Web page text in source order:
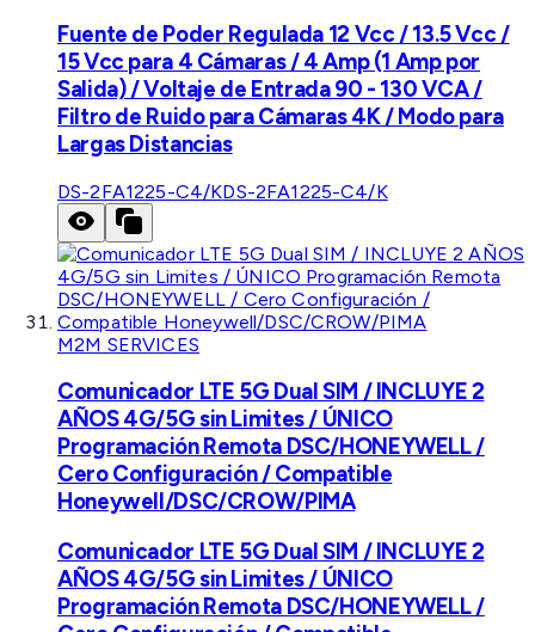
Fuente de Poder Regulada 12 Vcc / 13.5 Vcc /
15 Vcc para 4 Cámaras / 4 Amp (1 Amp por
Salida) / Voltaje de Entrada 90 - 130 VCA /
Filtro de Ruido para Cámaras 4K / Modo para
Largas Distancias
DS-2FA1225-C4/KDS-2FA1225-C4/K
M2M SERVICES
Comunicador LTE 5G Dual SIM / INCLUYE 2
AÑOS 4G/5G sin Limites / ÚNICO
Programación Remota DSC/HONEYWELL /
Cero Configuración / Compatible
Honeywell/DSC/CROW/PIMA
Comunicador LTE 5G Dual SIM / INCLUYE 2
AÑOS 4G/5G sin Limites / ÚNICO
Programación Remota DSC/HONEYWELL /